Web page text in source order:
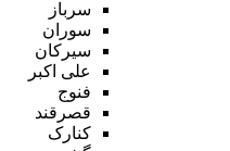
سرباز
سوران
سیرکان
علی اکبر
فنوج
قصرقند
کنارک